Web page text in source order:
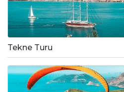
Tekne Turu